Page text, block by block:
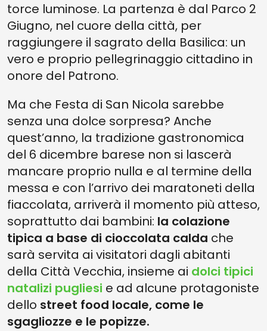
torce luminose. La partenza è dal Parco 2
Giugno, nel cuore della città, per
raggiungere il sagrato della Basilica: un
vero e proprio pellegrinaggio cittadino in
onore del Patrono.
Ma che Festa di San Nicola sarebbe
senza una dolce sorpresa? Anche
quest’anno, la tradizione gastronomica
del 6 dicembre barese non si lascerà
mancare proprio nulla e al termine della
messa e con l’arrivo dei maratoneti della
fiaccolata, arriverà il momento più atteso,
soprattutto dai bambini: la colazione
tipica a base di cioccolata calda che
sarà servita ai visitatori dagli abitanti
della Città Vecchia, insieme ai dolci tipici
natalizi pugliesi e ad alcune protagoniste
dello street food locale, come le
sgagliozze e le popizze.